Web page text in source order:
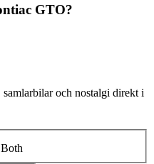
GTO?
och nostalgi direkt i